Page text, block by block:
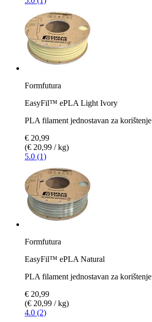
Formfutura
EasyFil™ ePLA Light Ivory
PLA filament jednostavan za korištenje
€ 20,99
(€ 20,99 / kg)
5.0 (1)
Formfutura
EasyFil™ ePLA Natural
PLA filament jednostavan za korištenje
€ 20,99
(€ 20,99 / kg)
4.0 (2)